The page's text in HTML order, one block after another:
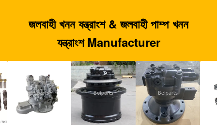
জলবাহী খনন যন্ত্রাংশ & জলবাহী পাম্প খনন
যন্ত্রাংশ Manufacturer